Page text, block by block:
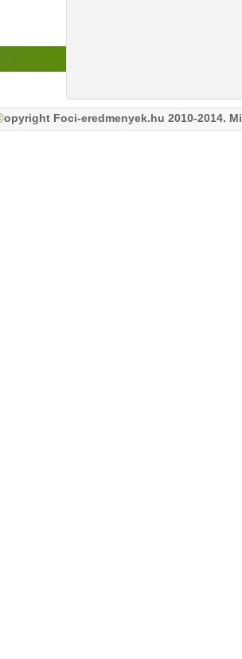
opyright Foci-eredmenyek.hu 2010-2014.